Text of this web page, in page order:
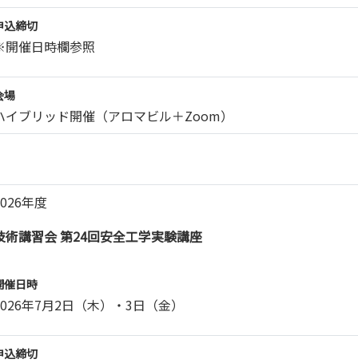
込締切
催日時欄参照
場
イブリッド開催（アロマビル＋Zoom）
年度
術講習会 第24回安全工学実験講座
催日時
年7月2日（木）・3日（金）
込締切